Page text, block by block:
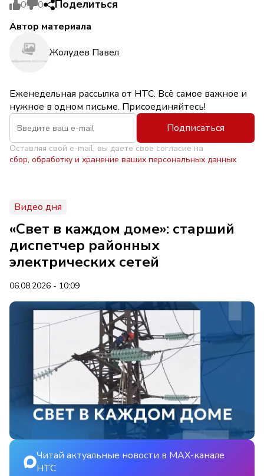
0 0 Поделиться
Автор материала
Жолудев Павел
Еженедельная рассылка от НТС. Всё самое важное и
нужное в одном письме. Присоединяйтесь!
Подписаться
Оставляя свой e-mail, вы даете свое согласие на
сбор, обработку и хранение ваших персональных данных
Видео дня
«Свет в каждом доме»: старший
диспетчер районных
электрических сетей
06.08.2026 - 10:09
Читай актуальные новости в MAX-канале
НТС